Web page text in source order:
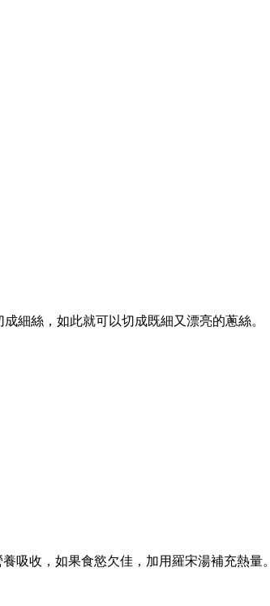
絲，如此就可以切成既細又漂亮的蔥絲。
收，如果食慾欠佳，加用羅宋湯補充熱量。